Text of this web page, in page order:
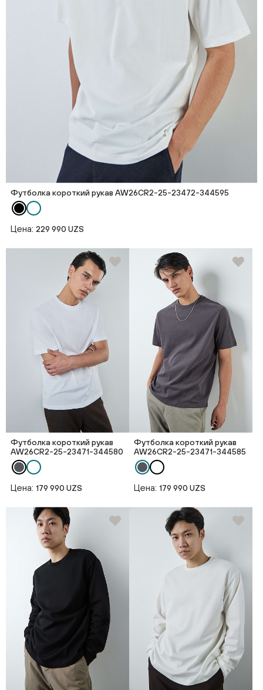
Футболка короткий рукав AW26CR2-25-23472-344595
Цена: 229 990 UZS
Футболка короткий рукав
AW26CR2-25-23471-344580
Цена: 179 990 UZS
Футболка короткий рукав
AW26CR2-25-23471-344585
Цена: 179 990 UZS